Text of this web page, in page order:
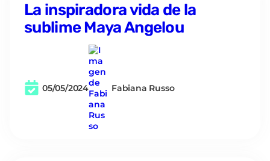
La inspiradora vida de la
sublime Maya Angelou
05/05/2024 Fabiana Russo